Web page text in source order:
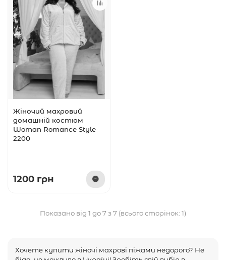
Жіночий махровий
домашній костюм
Woman Romance Style
2200
1200 грн
Показано від 1 до 7 з 7 (всього сторінок: 1)
Хочете купити жіночі махрові піжами недорого? Не